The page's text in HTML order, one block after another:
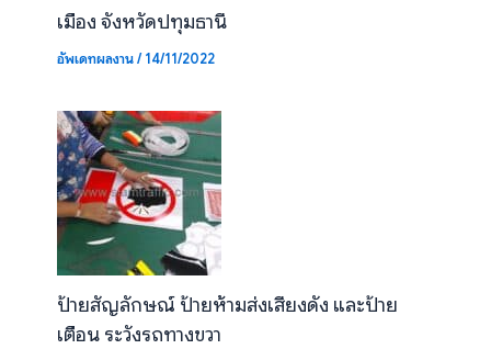
เมือง จังหวัดปทุมธานี
อัพเดทผลงาน/14/11/2022
ป้ายสัญลักษณ์ ป้ายห้ามส่งเสียงดัง และป้าย
เตือน ระวังรถทางขวา